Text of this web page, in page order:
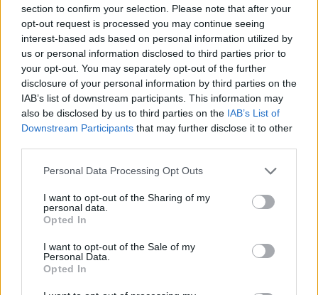
section to confirm your selection. Please note that after your
opt-out request is processed you may continue seeing
interest-based ads based on personal information utilized by
us or personal information disclosed to third parties prior to
your opt-out. You may separately opt-out of the further
disclosure of your personal information by third parties on the
IAB’s list of downstream participants. This information may
also be disclosed by us to third parties on the IAB’s List of
Downstream Participants that may further disclose it to other
Personal Data Processing Opt Outs
I want to opt-out of the Sharing of my
personal data.
Opted In
I want to opt-out of the Sale of my
Personal Data.
Opted In
azokat, akik kerülik a vírussal kapcsolatos
tartalmakat így is megnyugtassuk, hogy abban a
cikkben nincs szó erről. Együtt túl leszünk ezen
az időszakon!
CÍMKÉK házasság lakás Lakásrandi szerelem